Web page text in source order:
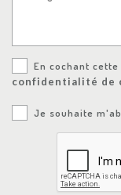
En cochant
confidentialité de
Je souhaite